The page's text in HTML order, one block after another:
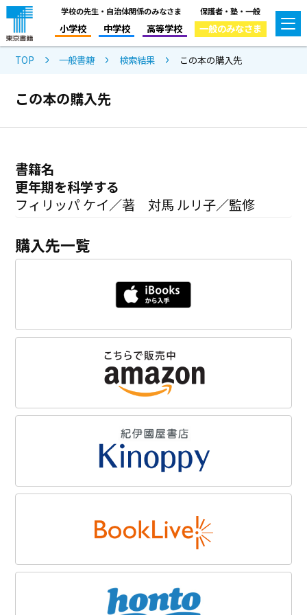
学校の先生・自治体関係のみなさま
小学校 中学校 高等学校
保護者・塾・一般
一般のみなさま
TOP 一般書籍 検索結果 この本の購入先
この本の購入先
書籍名
更年期を科学する
フィリッパ ケイ／著 対馬 ルリ子／監修
購入先一覧